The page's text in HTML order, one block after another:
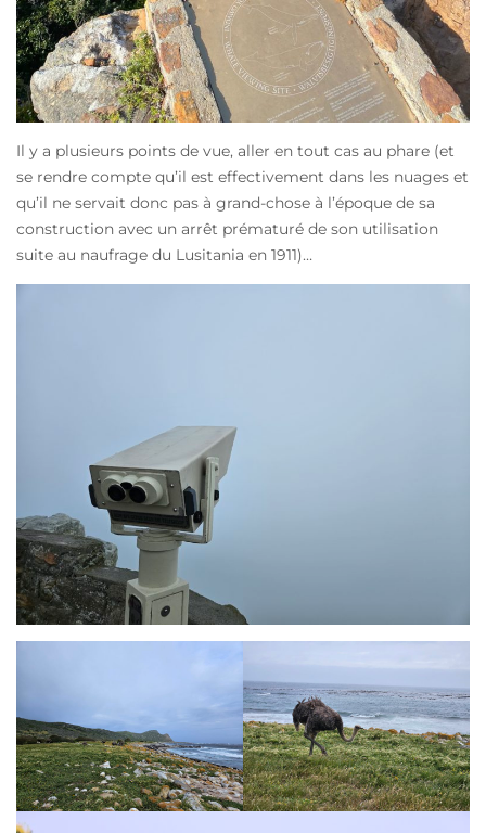
Il y a plusieurs points de vue, aller en tout cas au phare (et
se rendre compte qu’il est effectivement dans les nuages et
qu’il ne servait donc pas à grand-chose à l’époque de sa
construction avec un arrêt prématuré de son utilisation
suite au naufrage du Lusitania en 1911)…